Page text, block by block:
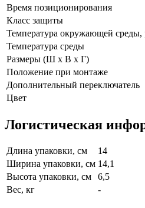
Время позиционирования
Класс защиты
Температура окружающей среды,
Температура среды
Размеры (Ш х В х Г)
Положение при монтаже
Дополнительный переключатель
Цвет
Логистическая
Длина упаковки, см
14
Ширина упаковки, см 14,1
Высота упаковки, см
6,5
Вес, кг
-